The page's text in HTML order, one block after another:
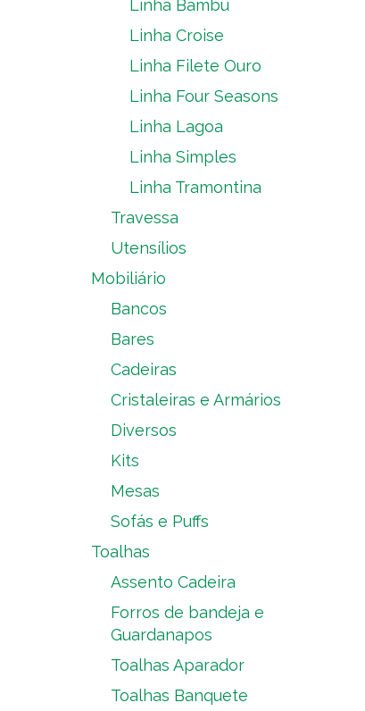
Linha Bambu
Linha Croise
Linha Filete Ouro
Linha Four Seasons
Linha Lagoa
Linha Simples
Linha Tramontina
Travessa
Utensílios
Mobiliário
Bancos
Bares
Cadeiras
Cristaleiras e Armários
Diversos
Kits
Mesas
Sofás e Puffs
Toalhas
Assento Cadeira
Forros de bandeja e
Guardanapos
Toalhas Aparador
Toalhas Banquete